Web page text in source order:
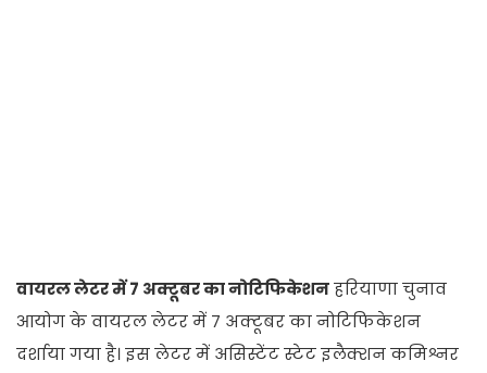
वायरल लेटर में 7 अक्टूबर का नोटिफिकेशनहरियाणा चुनाव
आयोग के वायरल लेटर में 7 अक्टूबर का नोटिफिकेशन
दर्शाया गया है। इस लेटर में असिस्टेंट स्टेट इलैक्शन कमिश्नर